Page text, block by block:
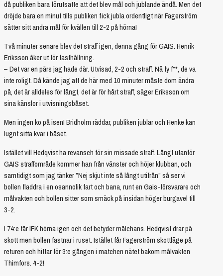
då publiken bara förutsatte att det blev mål och jublande ändå. Men det
dröjde bara en minut tills publiken fick jubla ordentligt när Fagerström
sätter sitt andra mål för kvällen till 2-2 på hörna!
Två minuter senare blev det straff igen, denna gång för GAIS. Henrik
Eriksson åker ut för fasthållning.
– Det var en pärs jag hade där. Utvisad, 2-2 och straff. Nä fy f**, de va
inte roligt. Då kände jag att de här med 10 minuter måste dom ändra
på, det är alldeles för långt, det är för hårt straff, säger Eriksson om
sina känslor i utvisningsbåset.
Men ingen ko på isen! Bridholm räddar, publiken jublar och Henke kan
lugnt sitta kvar i båset.
Istället vill Hedqvist ha revansch för sin missade straff. Långt utanför
GAIS straffområde kommer han från vänster och höjer klubban, och
samtidigt som jag tänker ”Nej skjut inte så långt utifrån” så ser vi
bollen fladdra i en osannolik fart och bana, runt en Gais-försvarare och
målvakten och bollen sitter som smäck på insidan höger burgavel till
3-2.
I 74:e får IFK hörna igen och det betyder målchans. Hedqvist drar på
skott men bollen fastnar i ruset. Istället får Fagerström skottläge på
returen och hittar för 3:e gången i matchen nätet bakom målvakten
Thimfors. 4-2!